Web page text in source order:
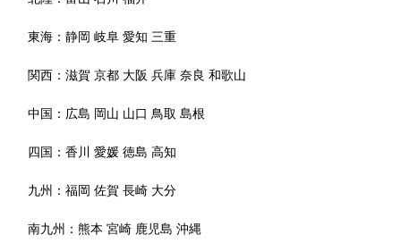
東海：静岡 岐阜 愛知 三重
関西：滋賀 京都 大阪 兵庫 奈良 和歌山
中国： 広島 岡山 山口 鳥取 島根
四国：香川 愛媛 徳島 高知
九州：福岡 佐賀 長崎 大分
南九州：熊本 宮崎 鹿児島 沖縄